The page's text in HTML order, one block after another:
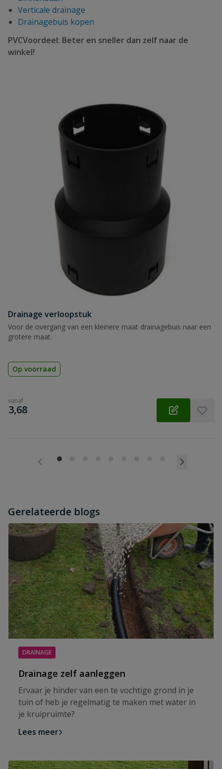
Verticale drainage
Drainagebuis kopen
PVCVoordeel: Beter en sneller dan zelf naar de
winkel!
Drainage verloopstuk
Voor de overgang van een kleinere maat drainagebuis naar een
grotere maat.
Op voorraad
vanaf
€
3,68
Gerelateerde blogs
DRAINAGE
Drainage zelf aanleggen
Ervaar je hinder van een te vochtige grond in je
tuin of heb je regelmatig te maken met water in
je kruipruimte?
Lees meer